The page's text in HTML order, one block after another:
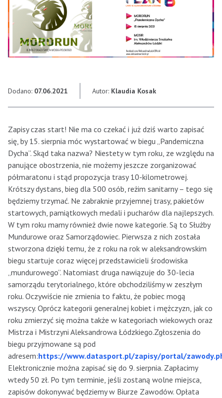
Dodano: 07.06.2021 Autor: Klaudia Kosak
Zapisy czas start! Nie ma co czekać i już dziś warto zapisać
się, by 15. sierpnia móc wystartować w biegu „Pandemiczna
Dycha”. Skąd taka nazwa? Niestety w tym roku, ze względu na
panujące obostrzenia, nie możemy jeszcze zorganizować
półmaratonu i stąd propozycja trasy 10-kilometrowej.
Krótszy dystans, bieg dla 500 osób, reżim sanitarny – tego się
będziemy trzymać. Ne zabraknie przyjemnej trasy, pakietów
startowych, pamiątkowych medali i pucharów dla najlepszych.
W tym roku mamy również dwie nowe kategorie. Są to Służby
Mundurowe oraz Samorządowiec. Pierwsza z nich została
stworzona dzięki temu, że z roku na rok w aleksandrowskim
biegu startuje coraz więcej przedstawicieli środowiska
„mundurowego”. Natomiast druga nawiązuje do 30-lecia
samorządu terytorialnego, które obchodziliśmy w zeszłym
roku. Oczywiście nie zmienia to faktu, że pobiec mogą
wszyscy. Oprócz kategorii generalnej kobiet i mężczyzn, jak co
roku zmierzyć się można także w kategoriach wiekowych oraz
Mistrza i Mistrzyni Aleksandrowa Łódzkiego.Zgłoszenia do
biegu przyjmowane są pod
adresem:https://www.datasport.pl/zapisy/portal/
Elektronicznie można zapisać się do 9. sierpnia. Zapłacimy
wtedy 50 zł. Po tym terminie, jeśli zostaną wolne miejsca,
zapisów dokonywać będziemy w Biurze Zawodów. Opłata